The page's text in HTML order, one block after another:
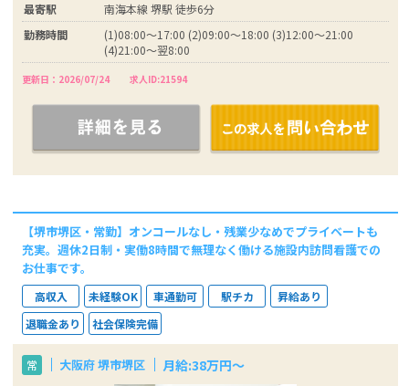
最寄駅
南海本線 堺駅 徒歩6分
勤務時間
(1)08:00～17:00 (2)09:00～18:00 (3)12:00～21:00
(4)21:00～翌8:00
更新日：2026/07/24 求人ID:21594
【堺市堺区・常勤】オンコールなし・残業少なめでプライベートも
充実。週休2日制・実働8時間で無理なく働ける施設内訪問看護での
お仕事です。
高収入 未経験OK 車通勤可 駅チカ
昇給あり
退職金あり
社会保険完備
常 大阪府 堺市堺区 月給:38万円～